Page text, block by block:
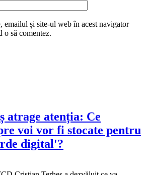
emailul și site-ul web în acest navigator
o să comentez.
atrage atenția: Ce
voi vor fi stocate pentru
digital'?